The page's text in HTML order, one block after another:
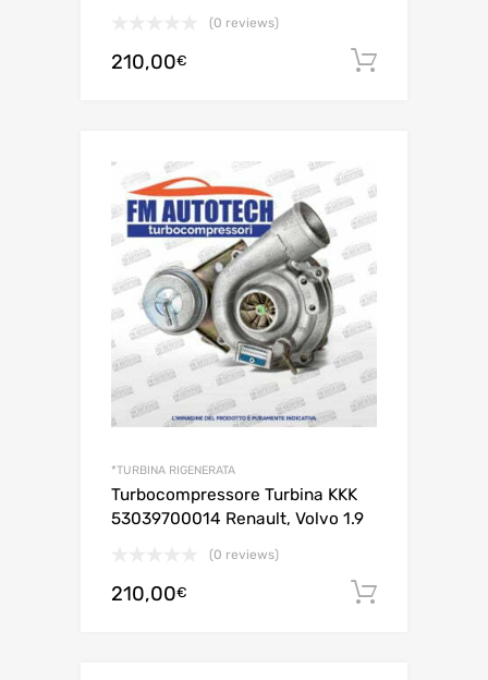
(0 reviews)
210,00€
*TURBINA RIGENERATA
Turbocompressore Turbina KKK
53039700014 Renault, Volvo 1.9
(0 reviews)
210,00€